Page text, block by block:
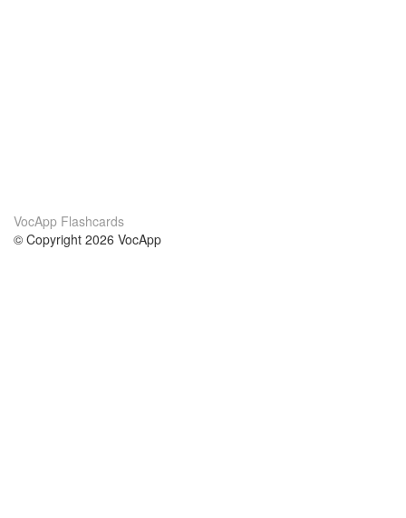
VocApp Flashcards
© Copyright 2026 VocApp